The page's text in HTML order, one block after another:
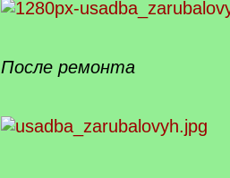
После ремонта